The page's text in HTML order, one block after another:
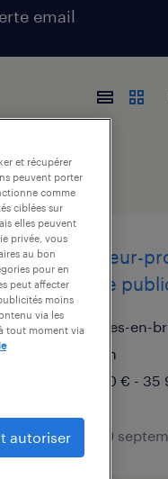
email
dessinateur-
éclairage
ferrières-en-
intérim
33 250 € -
publié le 10
et récupérer
peuvent porter
comme
ciblées sur
elles peuvent
privée, vous
au bon
pour en
peut affecter
moins
via les
tout moment via
autoriser